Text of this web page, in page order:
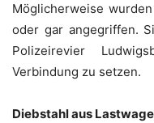
Möglicherweise
oder gar angegriffen.
Polizeirevier
Verbindung zu setzen.
Diebstahl aus